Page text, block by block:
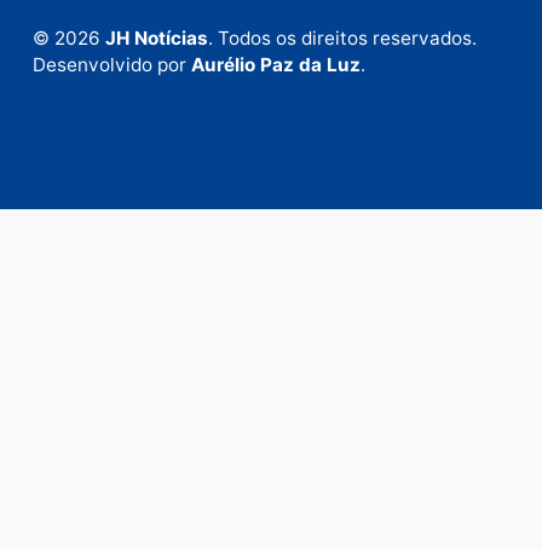
Envie suas sugestões de pautas e denúncias, ou
Fale Conosco